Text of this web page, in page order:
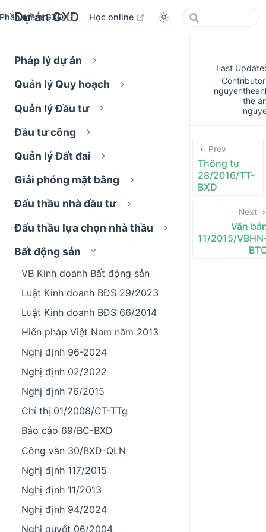
Dự án GXD
Phần mềm GXD open in new window
Học online open in new window
Pháp lý dự án
Quản lý Quy hoạch
Quản lý Đầu tư
Đầu tư công
Quản lý Đất đai
Giải phóng mặt bằng
Đấu thầu nhà đầu tư
Đấu thầu lựa chọn nhà thầu
Bất động sản
VB Kinh doanh Bất động sản
Luật Kinh doanh BĐS 29/2023
Luật Kinh doanh BĐS 66/2014
Hiến pháp Việt Nam năm 2013
Nghị định 96-2024
Nghị định 02/2022
Nghị định 76/2015
Chỉ thị 01/2008/CT-TTg
Báo cáo 69/BC-BXD
Công văn 30/BXD-QLN
Nghị định 117/2015
Nghị định 11/2013
Nghị định 94/2024
Nghị quyết 06/2004
Last
the
Prev
Thông tư
28/2016/TT-
BXD
Next
Văn
11/2015/